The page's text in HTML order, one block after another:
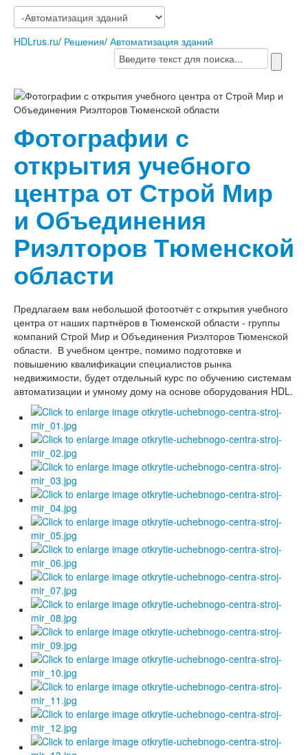
HDLrus.ru/ Решения/ Автоматизация зданий
Фотографии с
открытия учебного
центра от Строй Мир
и Объединения
Риэлторов Тюменской
области
Предлагаем вам небольшой фотоотчёт с открытия учебного
центра от наших партнёров в Тюменской области - группы
компаний Строй Мир и Объединения Риэлторов Тюменской
области. В учебном центре, помимо подготовке и
повышению квалификации специалистов рынка
недвижимости, будет отдельный курс по обучению системам
автоматизации и умному дому на основе оборудования HDL.